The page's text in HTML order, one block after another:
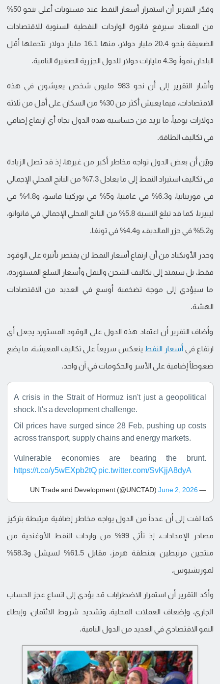
وقدّر التقرير أن استمرار أسعار النفط عند مستويات أعلى بنحو 50%
من المعتاد سيرفع فاتورة الواردات النفطية السنوية للاقتصادات
الضعيفة بنحو 20.4 مليار دولار، منها 16.1 مليار دولار تتحملها أقل
البلدان نمواً، و4.3 مليارات دولار للدول الجزرية الصغيرة النامية.
وأشار التقرير إلى أن نحو 983 مليون شخص يعيشون في هذه
الاقتصادات، فيما يعيش أكثر من 30% من السكان على أقل من ثلاثة
دولارات يومياً، ما يزيد من حساسية هذه الدول تجاه أي ارتفاع إضافي
في تكاليف الطاقة.
وبيّن أن بعض الدول تواجه مخاطر أكبر من غيرها، إذ قد تصل الزيادة
في تكاليف استيراد النفط إلى ما يعادل 7.3% من الناتج المحلي الإجمالي
في موريتانيا، و6.3% في غامبيا، و5% في بوركينا فاسو، و4.8% في
ليبيريا، كما قد تبلغ النسبة 5.8% من الناتج المحلي الإجمالي في فانواتو،
و5.2% في جزر المالديف، و4.4% في تونغا.
وحذر الأونكتاد من أن ارتفاع أسعار النفط لن يقتصر تأثيره على الوقود
فقط، بل سيمتد إلى تكاليف الشحن والنقل وأسعار السلع المستوردة،
ما سيؤدي إلى موجة تضخمية أوسع في العديد من الاقتصادات
الهشة.
وأضاف التقرير أن اعتماد هذه الدول على الوقود المستورد يجعل أي
ارتفاع في أسعار النفط ينعكس سريعاً على تكاليف المعيشة، ما يضع
ضغوطاً إضافية على الأسر والحكومات في آن واحد.
A crisis in the Strait of Hormuz isn't just a geopolitical
shock. It's a development challenge.
Oil prices have surged since 28 Feb, pushing up costs
across transport, supply chains and energy markets.
Vulnerable economies are bearing the brunt.
https://t.co/y5wEXpb2tQ pic.twitter.com/SvKjjA8dyA
— UN Trade and Development (@UNCTAD)
June 2, 2026
كما لفت إلى أن عدداً من الدول يواجه مخاطر إضافية مرتبطة بتركيز
مصادر الإمدادات، إذ تأتي 99% من واردات النفط الأوغندية من
منتجين مرتبطين بمنطقة هرمز، مقابل 61.5% لسيشل و58.3%
لموريشيوس.
وأكد التقرير أن استمرار الاضطرابات قد يؤدي إلى اتساع عجز الحساب
الجاري، وإضعاف العملات المحلية، وتشديد شروط الائتمان، وإبطاء
النمو الاقتصادي في العديد من الدول النامية.